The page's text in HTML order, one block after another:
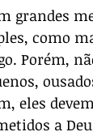
grandes
como
Porém,
eles
a